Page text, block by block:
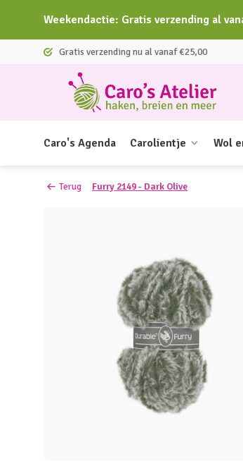
Weekendactie: Gratis verzending al
Gratis verzending nu al vanaf €25,00
Caro's Agenda Carolientje Wol
Terug Furry 2149 - Dark Olive